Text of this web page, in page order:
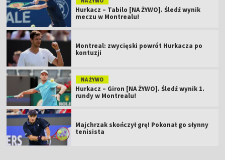
Hurkacz – Tabilo [NA ŻYWO]. Śledź wynik
meczu w Montrealu!
Montreal: zwycięski powrót Hurkacza po
kontuzji
NA ŻYWO
Hurkacz – Giron [NA ŻYWO]. Śledź wynik 1.
rundy w Montrealu!
Majchrzak skończył grę! Pokonał go słynny
tenisista